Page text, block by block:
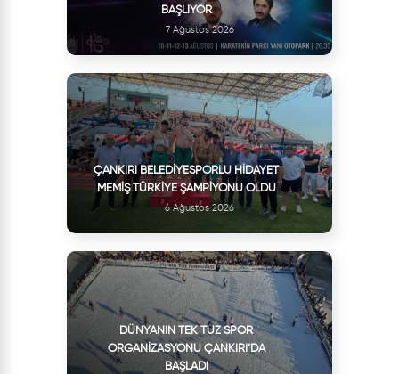
BAŞLIYOR
7 Ağustos 2026
ÇANKIRI BELEDIYESPORLU HIDAYET
MEMIŞ TÜRKIYE ŞAMPIYONU OLDU
6 Ağustos 2026
DÜNYANIN TEK TUZ SPOR
ORGANIZASYONU ÇANKIRI’DA
BAŞLADI